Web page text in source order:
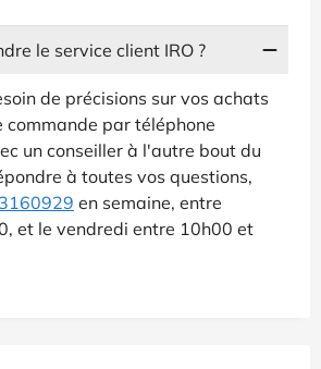
le service client IRO ?
de précisions sur vos achats
commande par téléphone
un conseiller à l'autre bout du
à toutes vos questions,
en semaine, entre
et le vendredi entre 10h00 et